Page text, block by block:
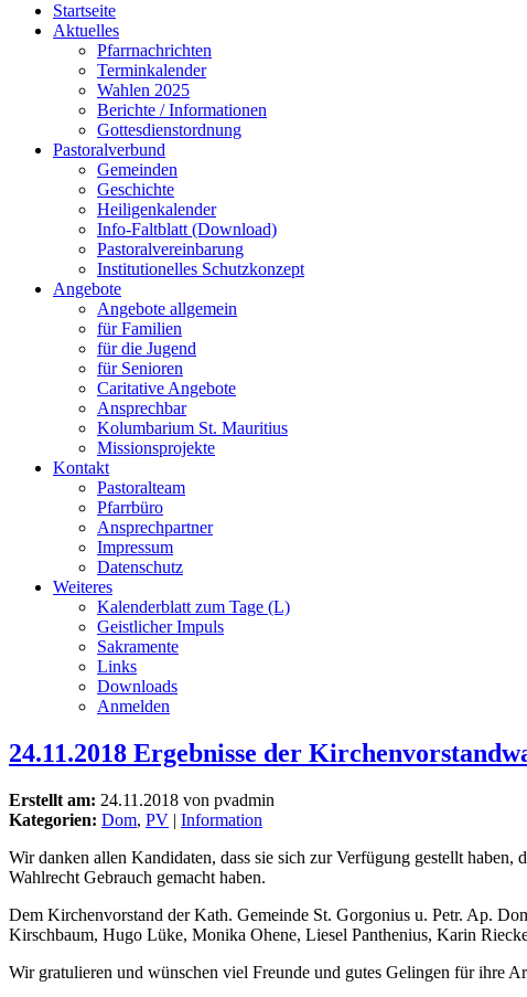
Startseite
Aktuelles
Pfarrnachrichten
Terminkalender
Wahlen 2025
Berichte / Informationen
Gottesdienstordnung
Pastoralverbund
Gemeinden
Geschichte
Heiligenkalender
Info-Faltblatt (Download)
Pastoralvereinbarung
Institutionelles Schutzkonzept
Angebote
Angebote allgemein
für Familien
für die Jugend
für Senioren
Caritative Angebote
Ansprechbar
Kolumbarium St. Mauritius
Missionsprojekte
Kontakt
Pastoralteam
Pfarrbüro
Ansprechpartner
Impressum
Datenschutz
Weiteres
Kalenderblatt zum Tage (L)
Geistlicher Impuls
Sakramente
Links
Downloads
Anmelden
24.11.2018 Ergebnisse der
Erstellt am: 24.11.2018 von pvadmin
Kategorien: Dom, PV | Information
Wir danken allen Kandidaten, dass sie sich zur Verfügung gestellt
Wahlrecht Gebrauch gemacht haben.
Dem Kirchenvorstand der Kath. Gemeinde St. Gorgonius u. Petr. Ap.
Kirschbaum, Hugo Lüke, Monika Ohene, Liesel Panthenius, Karin
Wir gratulieren und wünschen viel Freunde und gutes Gelingen für ihre